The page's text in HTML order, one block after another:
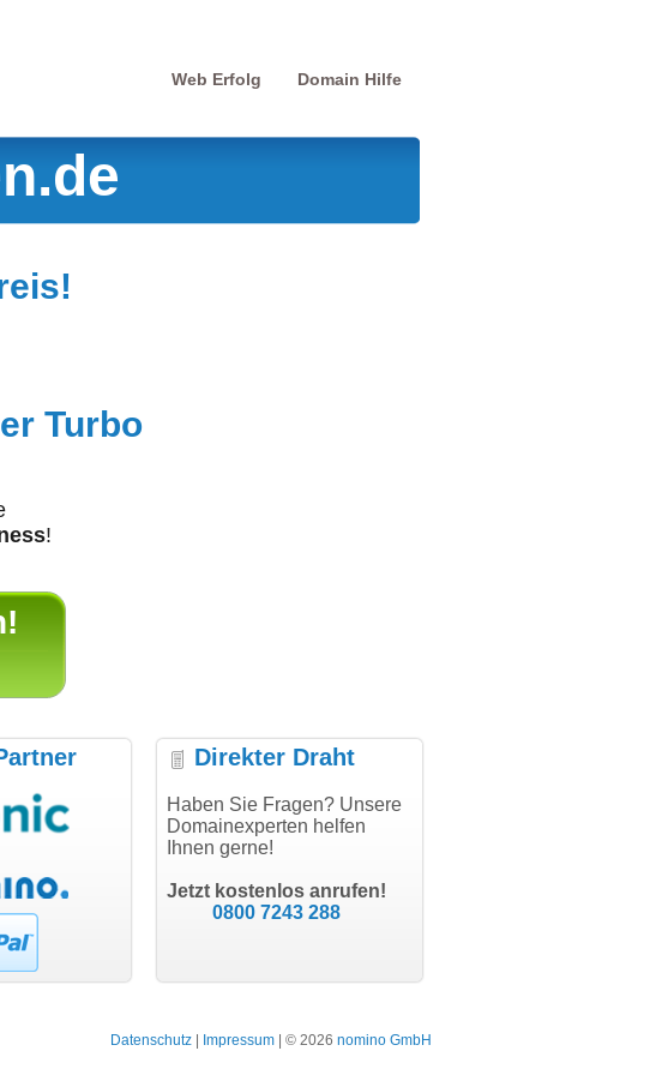
Web Erfolg Domain Hilfe
Turbo
!
zu
für
Köck
Einklang
"Super Abwicklung, vielen
modern software GbR
Landau an der Isar
"Vielen Dank für den
Direkter Draht
Haben Sie Fragen? Unsere
Domainexperten helfen
Ihnen gerne!
Jetzt kostenlos anrufen!
0800 7243 288
Datenschutz Impressum | © 2026 nomino GmbH